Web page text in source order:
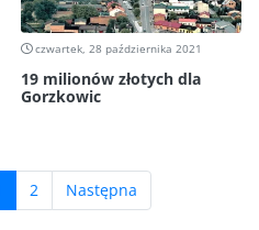
czwartek, 28 października 2021
19 milionów złotych dla
Gorzkowic
(current)
2 Następna